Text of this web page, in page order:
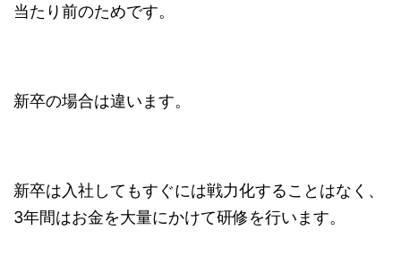
当たり前のためです。
新卒の場合は違います。
新卒は入社してもすぐには戦力化することはなく、
3年間はお金を大量にかけて研修を行います。